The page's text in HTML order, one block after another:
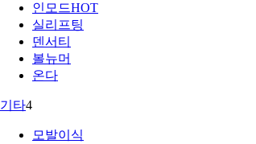
인모드HOT
실리프팅
덴서티
볼뉴머
온다
기타4
모발이식